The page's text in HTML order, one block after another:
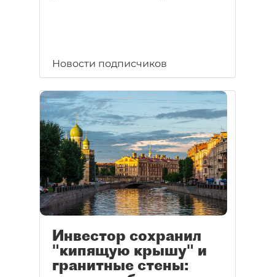
Новости подписчиков
Инвестор сохранил
"кипящую крышу" и
гранитные стены: